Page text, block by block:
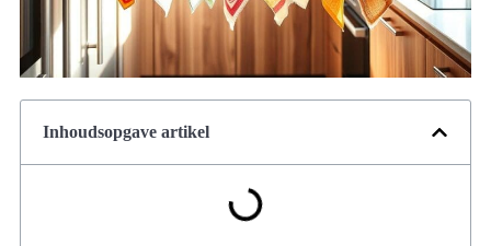
Inhoudsopgave artikel